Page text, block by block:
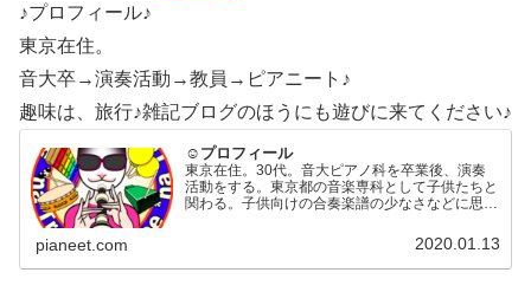
♪プロフィール♪
東京在住。
音大卒→演奏活動→教員→ピアニート♪
趣味は、旅行♪雑記ブログのほうにも遊びに来てください♪
☺プロフィール
東京在住。30代。音大ピアノ科を卒業後、演奏
活動をする。東京都の音楽専科として子供たちと
関わる。子供向けの合奏楽譜の少なさなどに思う
職。演奏活動、ライブ、楽譜作成、楽曲提供など
pianeet.com 2020.01.13